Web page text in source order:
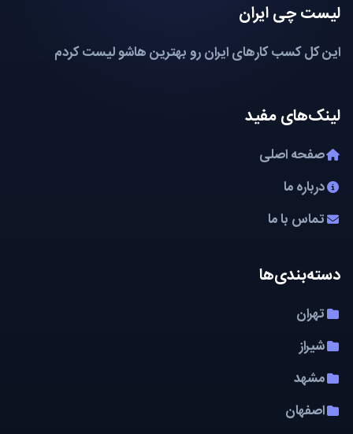
لیست چی ایران
این کل کسب کارهای ایران رو بهترین هاشو لیست کردم
لینک‌های مفید
صفحه اصلی
درباره ما
تماس با ما
دسته‌بندی‌ها
تهران
شیراز
مشهد
اصفهان